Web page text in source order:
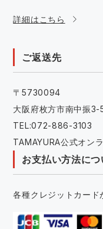
詳細はこちら
ご返送先
〒5730094
大阪府枚方市南中振3-
TEL:072-886-3103
TAMAYURA公式オン
お支払い方法につ
各種クレジットカード